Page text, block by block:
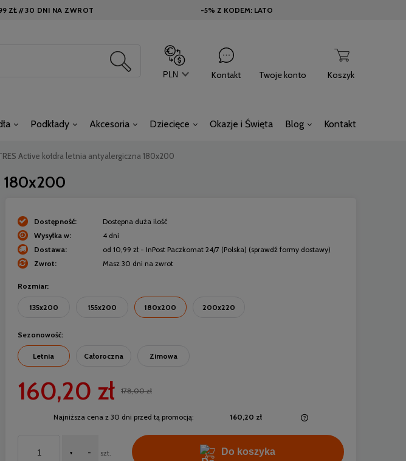
ZŁ //30 DNI NA ZWROT -5% Z KODEM: LATO
Koszyk
Kontakt Twoje konto
Podkłady Akcesoria Dziecięce Okazje i Święta Blog Kontakt
Active kołdra letnia antyalergiczna 180x200
180x200
Dostępność:
Dostępna duża ilość
Wysyłka w:
4 dni
Dostawa:
od 10,99 zł - InPost Paczkomat 24/7 (Polska) (sprawdź formy dostawy)
Zwrot:
Masz 30 dni na zwrot
Rozmiar:
135x200 155x200 180x200 200x220
Sezonowość:
Letnia Całoroczna Zimowa
160,20 zł 178,00 zł
Najniższa cena z 30 dni przed tą promocją: 160,20 zł
Jeżeli produkt jest sprzedawany krócej niż
30 dni, wyświetlana jest najniższa cena od
+ - szt. Do koszyka